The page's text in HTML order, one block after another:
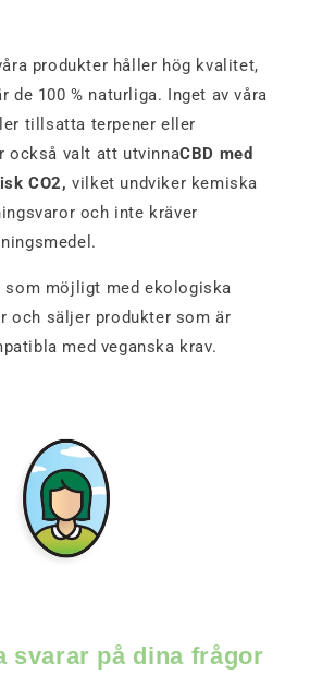
produkter håller hög kvalitet,
de 100 % naturliga. Inget av våra
tillsatta terpener eller
också valt att utvinnaCBD med
CO2, vilket undviker kemiska
och inte kräver
som möjligt med ekologiska
och säljer produkter som är
med veganska krav.
svarar på dina frågor